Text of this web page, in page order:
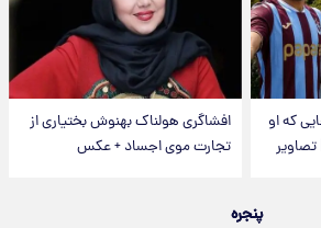
که او
افشاگری هولناک بهنوش بختیاری از
تجارت موی اجساد + عکس
پنجره